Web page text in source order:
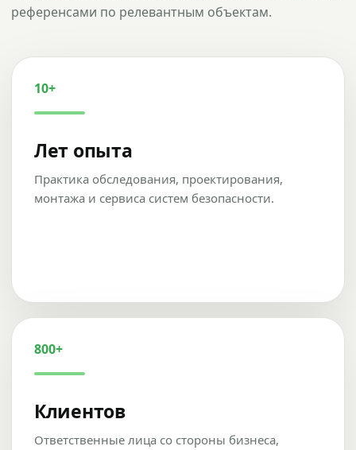
референсами по релевантным объектам.
10+
Лет опыта
Практика обследования, проектирования,
монтажа и сервиса систем безопасности.
800+
Клиентов
Ответственные лица со стороны бизнеса,